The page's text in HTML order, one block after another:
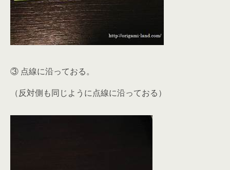
③ 点線に沿っておる。
（反対側も同じように点線に沿っておる）